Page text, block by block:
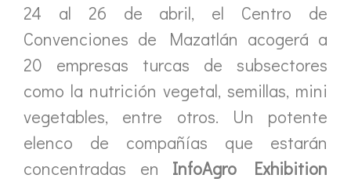
24 al 26 de abril, el Centro de
Convenciones de Mazatlán acogerá a
20 empresas turcas de subsectores
como la nutrición vegetal, semillas, mini
vegetables, entre otros. Un potente
elenco de compañías que estarán
concentradas en InfoAgro Exhibition